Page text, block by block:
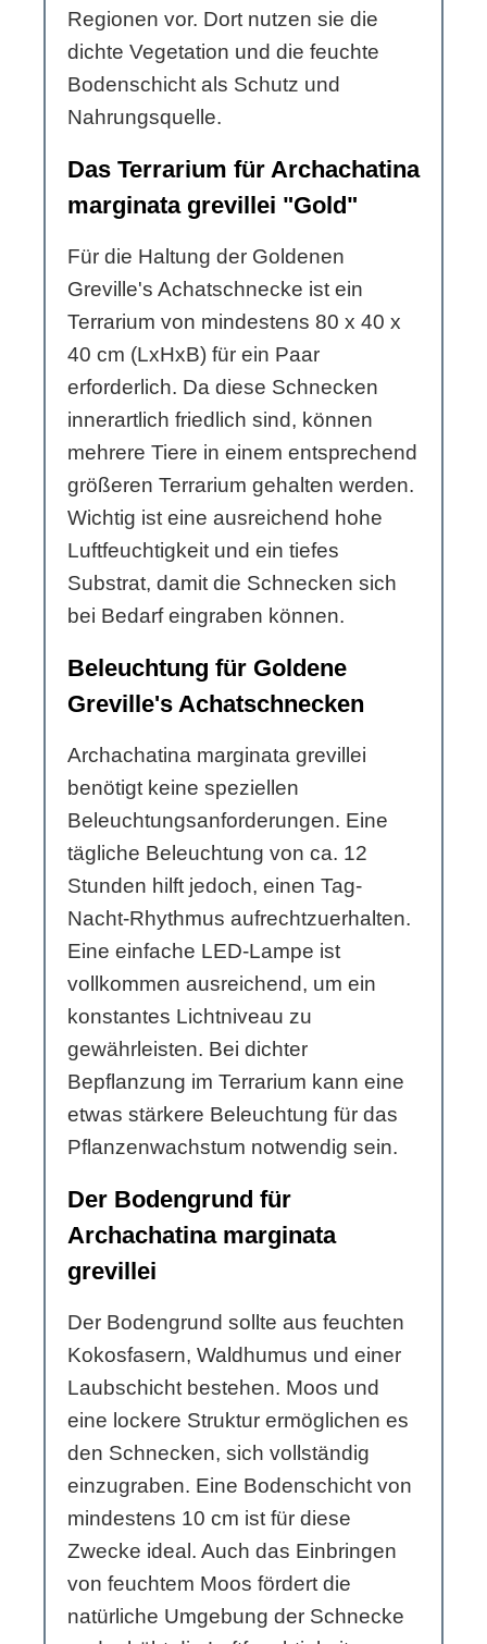
Regionen vor. Dort nutzen sie die
dichte Vegetation und die feuchte
Bodenschicht als Schutz und
Nahrungsquelle.
Das Terrarium für Archachatina
marginata grevillei "Gold"
Für die Haltung der Goldenen
Greville's Achatschnecke ist ein
Terrarium von mindestens 80 x 40 x
40 cm (LxHxB) für ein Paar
erforderlich. Da diese Schnecken
innerartlich friedlich sind, können
mehrere Tiere in einem entsprechend
größeren Terrarium gehalten werden.
Wichtig ist eine ausreichend hohe
Luftfeuchtigkeit und ein tiefes
Substrat, damit die Schnecken sich
bei Bedarf eingraben können.
Beleuchtung für Goldene
Greville's Achatschnecken
Archachatina marginata grevillei
benötigt keine speziellen
Beleuchtungsanforderungen. Eine
tägliche Beleuchtung von ca. 12
Stunden hilft jedoch, einen Tag-
Nacht-Rhythmus aufrechtzuerhalten.
Eine einfache LED-Lampe ist
vollkommen ausreichend, um ein
konstantes Lichtniveau zu
gewährleisten. Bei dichter
Bepflanzung im Terrarium kann eine
etwas stärkere Beleuchtung für das
Pflanzenwachstum notwendig sein.
Der Bodengrund für
Archachatina marginata
grevillei
Der Bodengrund sollte aus feuchten
Kokosfasern, Waldhumus und einer
Laubschicht bestehen. Moos und
eine lockere Struktur ermöglichen es
den Schnecken, sich vollständig
einzugraben. Eine Bodenschicht von
mindestens 10 cm ist für diese
Zwecke ideal. Auch das Einbringen
von feuchtem Moos fördert die
natürliche Umgebung der Schnecke